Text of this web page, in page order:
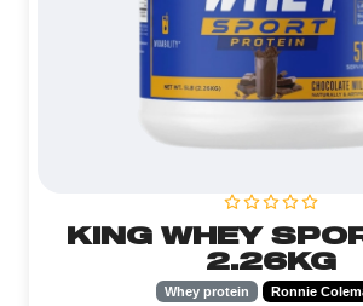
KING WHEY
2.26KG
Whey protein
Ronnie